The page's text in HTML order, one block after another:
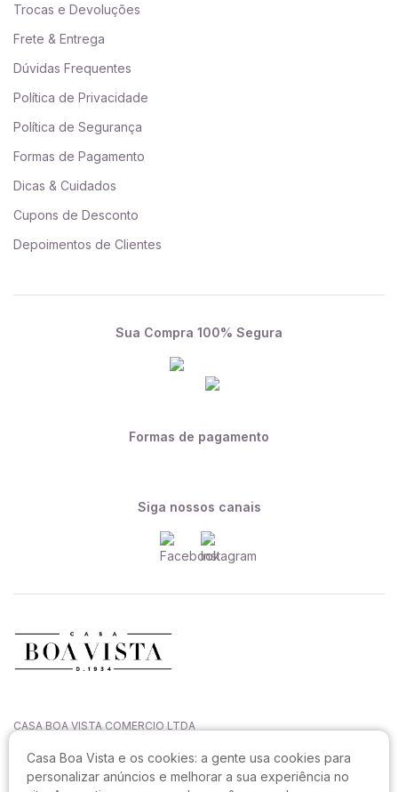
Casa Boa Vista e os cookies: a gente usa cookies para
personalizar anúncios e melhorar a sua experiência no
CASA BOA VISTA COMERCIO LTDA
Rua João Sampaio da Silva, 144, Capoeiras
CEP: 88090-820, Florianópolis - SC
Trocas e Devoluções
Frete & Entrega
Dúvidas Frequentes
Política de Privacidade
Política de Segurança
Formas de Pagamento
Dicas & Cuidados
Cupons de Desconto
Depoimentos de Clientes
Sua Compra 100% Segura
Formas de pagamento
Siga nossos canais